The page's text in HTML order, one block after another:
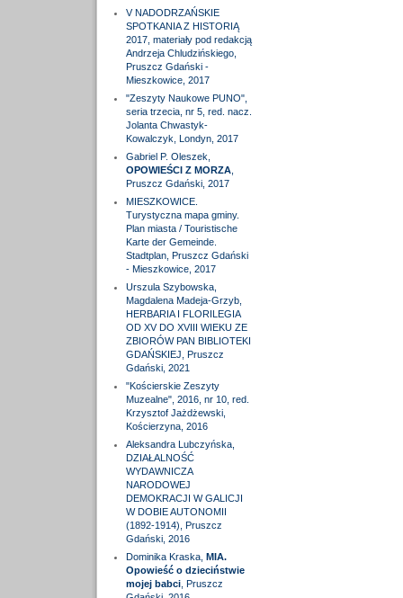
V NADODRZAŃSKIE
SPOTKANIA Z HISTORIĄ
2017, materiały pod redakcją
Andrzeja Chludzińskiego,
Pruszcz Gdański -
Mieszkowice, 2017
"Zeszyty Naukowe PUNO",
seria trzecia, nr 5, red. nacz.
Jolanta Chwastyk-
Kowalczyk, Londyn, 2017
Gabriel P. Oleszek,
OPOWIEŚCI Z MORZA,
Pruszcz Gdański, 2017
MIESZKOWICE.
Turystyczna mapa gminy.
Plan miasta / Touristische
Karte der Gemeinde.
Stadtplan, Pruszcz Gdański
- Mieszkowice, 2017
Urszula Szybowska,
Magdalena Madeja-Grzyb,
HERBARIA I FLORILEGIA
OD XV DO XVIII WIEKU ZE
ZBIORÓW PAN BIBLIOTEKI
GDAŃSKIEJ, Pruszcz
Gdański, 2021
"Kościerskie Zeszyty
Muzealne", 2016, nr 10, red.
Krzysztof Jażdżewski,
Kościerzyna, 2016
Aleksandra Lubczyńska,
DZIAŁALNOŚĆ
WYDAWNICZA
NARODOWEJ
DEMOKRACJI W GALICJI
W DOBIE AUTONOMII
(1892-1914), Pruszcz
Gdański, 2016
Dominika Kraska, MIA.
Opowieść o dzieciństwie
mojej babci, Pruszcz